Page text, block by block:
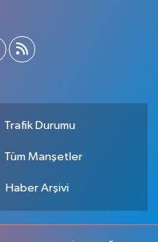
Trafik Durumu
Tüm Manşetler
Haber Arşivi